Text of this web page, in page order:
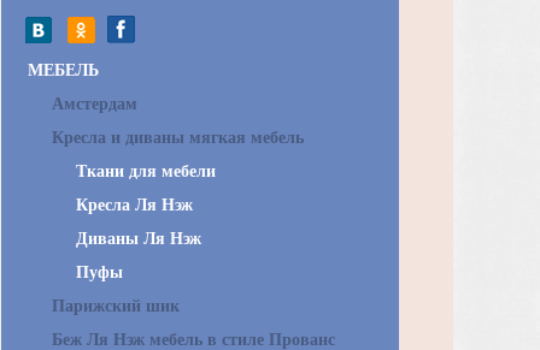
МЕБЕЛЬ
Амстердам
Кресла и диваны мягкая мебель
Ткани для мебели
Кресла Ля Нэж
Диваны Ля Нэж
Пуфы
Парижский шик
Беж Ля Нэж мебель в стиле Прованс